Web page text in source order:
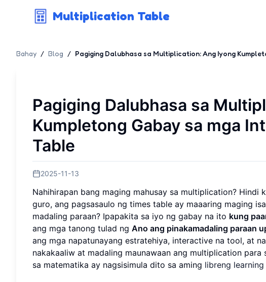
Multiplication Table
Bahay / Blog / Pagiging Dalubhasa sa Multiplication: Ang Iyong
Pagiging Dalubhasa sa
Kumpletong Gabay sa mga
Table
2025-11-13
Nahihirapan bang maging mahusay sa multiplication? Hindi
guro, ang pagsasaulo ng times table ay maaaring maging
madaling paraan? Ipapakita sa iyo ng gabay na ito kung
ang mga tanong tulad ng Ano ang pinakamadaling paraan
ang mga napatunayang estratehiya, interactive na tool, at
nakakaaliw at madaling maunawaan ang multiplication
sa matematika ay nagsisimula dito sa aming libreng